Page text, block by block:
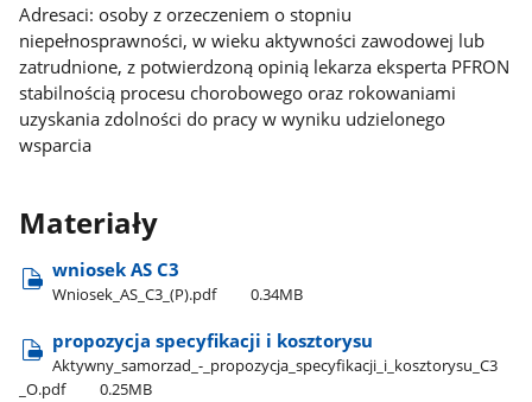
Adresaci: osoby z orzeczeniem o stopniu
niepełnosprawności, w wieku aktywności zawodowej lub
zatrudnione, z potwierdzoną opinią lekarza eksperta PFRON
stabilnością procesu chorobowego oraz rokowaniami
uzyskania zdolności do pracy w wyniku udzielonego
wsparcia
Materiały
wniosek AS C3
Wniosek​_AS​_C3​_(P).pdf 0.34MB
propozycja specyfikacji i kosztorysu
Aktywny​_samorzad​_-​_propozycja​_specyfikacji​_i​_kosztorysu​_C3​
_O.pdf
0.25MB